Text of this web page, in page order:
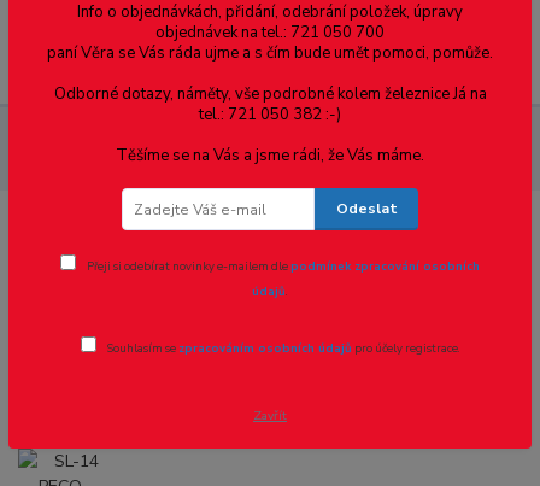
Menu
koleje
Info o objednávkách, přidání, odebrání položek, úpravy
objednávek na tel.: 721 050 700
paní Věra se Vás ráda ujme a s čím bude umět pomoci, pomůže.
Odborné dotazy, náměty, vše podrobné kolem železnice Já na
tel.: 721 050 382 :-)
Těšíme se na Vás a jsme rádi, že Vás máme.
Odeslat
Přeji si odebírat novinky e-mailem dlepodmínek zpracování osobních
údajů.
Souhlasím se zpracováním osobních údajů pro účely registrace.
Zavřít